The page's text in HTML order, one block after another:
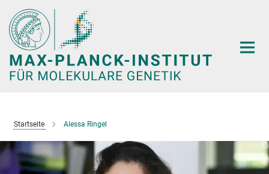
Hauptinhalt
Startseite Alessa Ringel